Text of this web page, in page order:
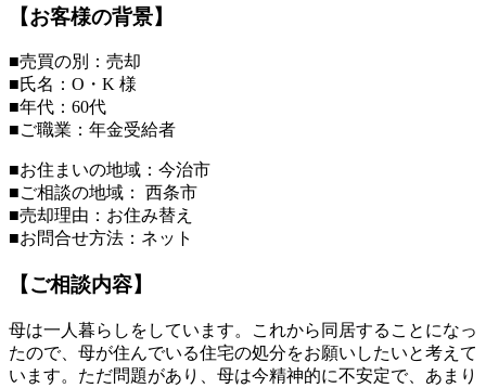
【お客様の背景】
■売買の別：売却
■氏名：O・K 様
■年代：60代
■ご職業：年金受給者
■お住まいの地域：今治市
■ご相談の地域： 西条市
■売却理由：お住み替え
■お問合せ方法：ネット
【ご相談内容】
母は一人暮らしをしています。これから同居することになっ
たので、母が住んでいる住宅の処分をお願いしたいと考えて
います。ただ問題があり、母は今精神的に不安定で、あまり